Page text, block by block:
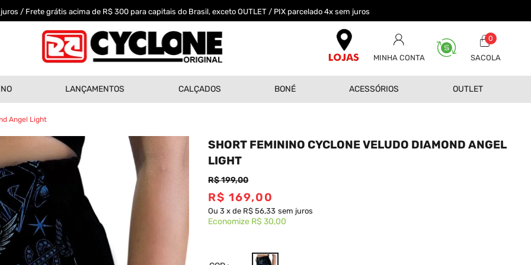
/ Frete grátis acima de R$ 300 para capitais do Brasil, exceto OUTLET / PIX parcelado 4x sem juros
MINHA CONTA
0
LANÇAMENTOS CALÇADOS BONÉ ACESSÓRIOS OUTLET
Angel Light
SHORT FEMININO CYCLONE VELUDO DIAMOND ANGEL
LIGHT
R$199,00
R$ 169,00
Ou3 x de R$ 56,33 sem juros
Economize R$ 30,00